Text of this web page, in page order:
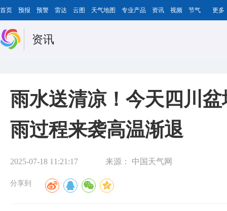
首页 预报 预警 雷达 云图 天气地图 专业产品 资讯 视频 节气 更多
资讯
雨水送清凉！今天四川
雨过程来袭高温渐退
2025-07-18 11:21:17 来源： 中国天气网
分享到